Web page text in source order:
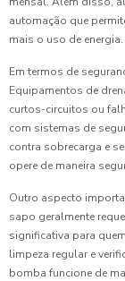
automação que
mais o uso de energia.
Em termos de
Equipamentos de
curtos-circuitos ou
com sistemas de
contra sobrecarga e
opere de maneira
Outro aspecto
sapo geralmente
significativa para
limpeza regular e
bomba funcione de